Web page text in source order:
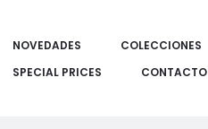
NOVEDADES COLECCIONES
SPECIAL PRICES
CONTACTO